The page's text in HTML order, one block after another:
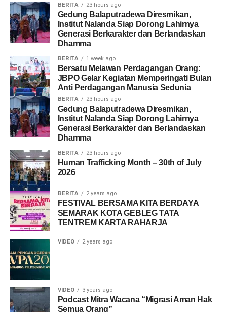
BERITA 23 hours ago
Gedung Balaputradewa Diresmikan,
Institut Nalanda Siap Dorong Lahirnya
Generasi Berkarakter dan Berlandaskan
Dhamma
BERITA 1 week ago
Bersatu Melawan Perdagangan Orang:
JBPO Gelar Kegiatan Memperingati Bulan
Anti Perdagangan Manusia Sedunia
BERITA 23 hours ago
Gedung Balaputradewa Diresmikan,
Institut Nalanda Siap Dorong Lahirnya
Generasi Berkarakter dan Berlandaskan
Dhamma
BERITA 23 hours ago
Human Trafficking Month – 30th of July
2026
BERITA 2 years ago
FESTIVAL BERSAMA KITA BERDAYA
SEMARAK KOTA GEBLEG TATA
TENTREM KARTA RAHARJA
VIDEO 2 years ago
VIDEO 3 years ago
Podcast Mitra Wacana “Migrasi Aman Hak
Semua Orang”